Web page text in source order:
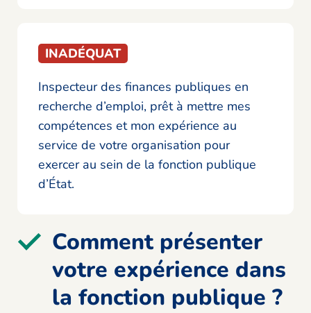
INADÉQUAT
Inspecteur des finances publiques en
recherche d’emploi, prêt à mettre mes
compétences et mon expérience au
service de votre organisation pour
exercer au sein de la fonction publique
d’État.
Comment présenter
votre expérience dans
la fonction publique ?